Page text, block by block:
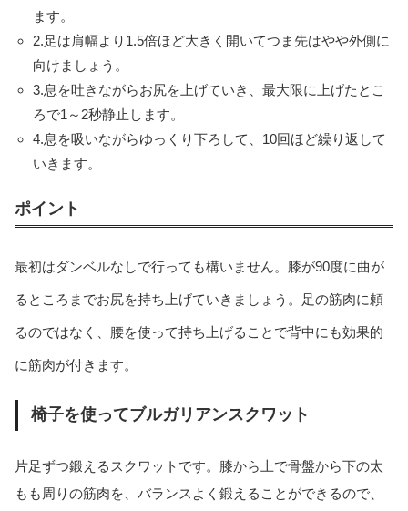
ます。
2.足は肩幅より1.5倍ほど大きく開いてつま先はやや外側に
向けましょう。
3.息を吐きながらお尻を上げていき、最大限に上げたとこ
ろで1～2秒静止します。
4.息を吸いながらゆっくり下ろして、10回ほど繰り返して
いきます。
ポイント
最初はダンベルなしで行っても構いません。膝が90度に曲が
るところまでお尻を持ち上げていきましょう。足の筋肉に頼
るのではなく、腰を使って持ち上げることで背中にも効果的
に筋肉が付きます。
椅子を使ってブルガリアンスクワット
片足ずつ鍛えるスクワットです。膝から上で骨盤から下の太
もも周りの筋肉を、バランスよく鍛えることができるので、